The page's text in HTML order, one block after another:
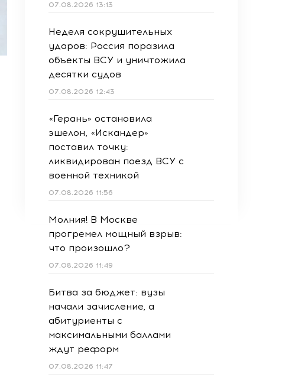
07.08.2026 13:13
Неделя сокрушительных
ударов: Россия поразила
объекты ВСУ и уничтожила
десятки судов
07.08.2026 12:43
«Герань» остановила
эшелон, «Искандер»
поставил точку:
ликвидирован поезд ВСУ с
военной техникой
07.08.2026 11:56
Молния! В Москве
прогремел мощный взрыв:
что произошло?
07.08.2026 11:49
Битва за бюджет: вузы
начали зачисление, а
абитуриенты с
максимальными баллами
ждут реформ
07.08.2026 11:47